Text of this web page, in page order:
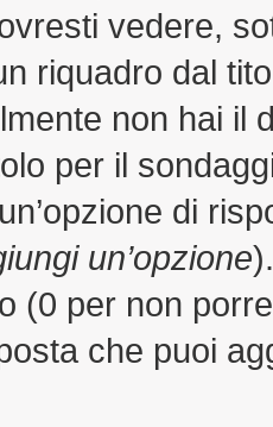
vedere,
riquadro dal
non hai il
per il
di
un’opzione
(0 per non
che puoi